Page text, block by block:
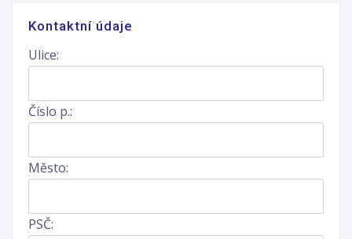
Kontaktní údaje
Ulice:
Číslo p.:
Město:
PSČ: